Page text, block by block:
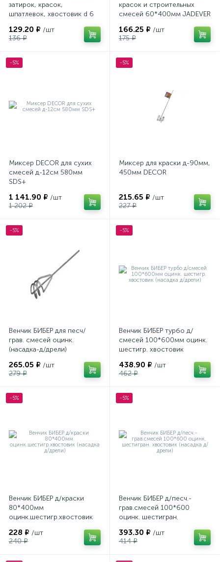
затирок, красок,
шпатлевок, хвостовик d 6
129.20 ₽ /шт
136 ₽
красок и строительных
смесей 60*400мм JADEVER
166.25 ₽ /шт
175 ₽
-5%
Миксер DECOR для сухих
смесей д-12см 580мм
SDS+
1 141.90 ₽ /шт
1 202 ₽
-5%
Миксер для краски д-90мм,
450мм DECOR
215.65 ₽ /шт
227 ₽
-5%
Венчик БИБЕР для песч/
грав. смесей оцинк.
(насадка-д/дрели)
265.05 ₽ /шт
279 ₽
-5%
Венчик БИБЕР турбо д/
смесей 100*600мм оцинк.
шестигр. хвостовик
438.90 ₽ /шт
462 ₽
-5%
Венчик БИБЕР д/краски
80*400мм
оцинк.шестигр.хвостовик
228 ₽ /шт
240 ₽
-5%
Венчик БИБЕР д/песч.-
грав.смесей 100*600
оцинк. шестигран.
дрели)
393.30 ₽ /шт
414 ₽